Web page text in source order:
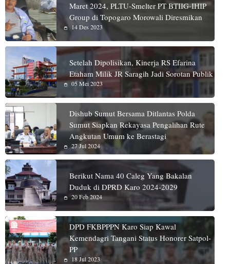
Maret 2024, PLTU-Smelter PT BTIIG-IHIP
Group di Topogaro Morowali Diresmikan
14 Des 2023
Setelah Dipolisikan, Kinerja RS Efarina
Etaham Milik JR Saragih Jadi Sorotan Publik
05 Mei 2023
Dishub Sumut Bersama Ditlantas Polda
Sumut Siapkan Rekayasa Pengalihan Rute
Angkutan Umum ke Berastagi
27 Jul 2024
Berikut Nama 40 Caleg Yang Bakalan
Duduk di DPRD Karo 2024-2029
20 Feb 2024
DPD FKBPPPN Karo Siap Kawal
Kemendagri Tangani Status Honorer Satpol-
PP
18 Jul 2023